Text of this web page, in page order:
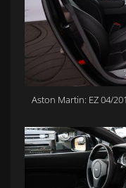
Aston Martin: EZ 04/